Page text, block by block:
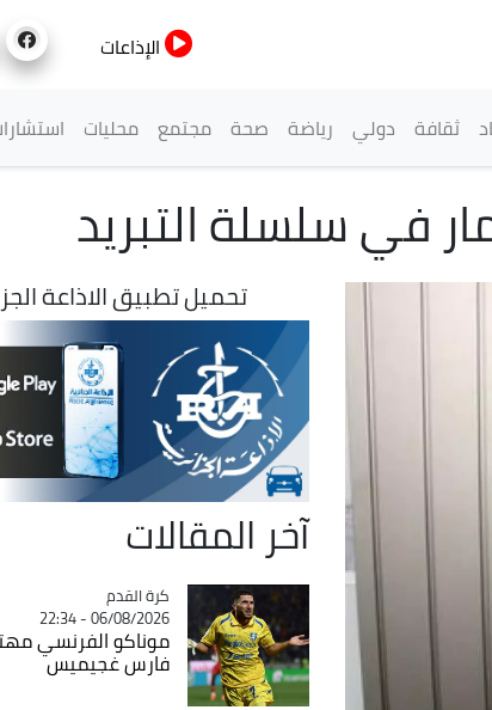
الإذاعات
ثقافة دولي رياضة صحة مجتمع محليات
في سلسلة التبريد
تحميل تطبيق الاذاعة
آخر المقالات
Catégorie
كرة القدم
06/08/2026 - 22:34
موناكو الفرنسي
فارس غجيميس